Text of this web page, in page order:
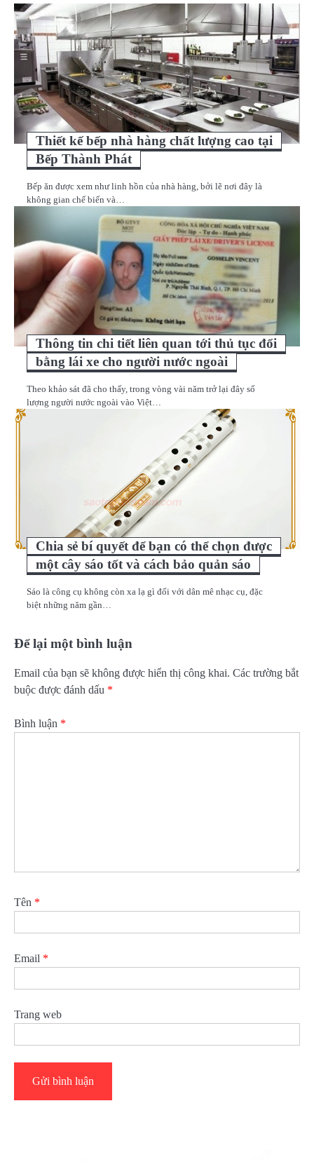
Thiết kế bếp nhà hàng chất lượng cao tại
Bếp Thành Phát
Bếp ăn được xem như linh hồn của nhà hàng, bởi lẽ nơi đây là
không gian chế biến và…
Thông tin chi tiết liên quan tới thủ tục đổi
bằng lái xe cho người nước ngoài
Theo khảo sát đã cho thấy, trong vòng vài năm trở lại đây số
lượng người nước ngoài vào Việt…
Chia sẻ bí quyết để bạn có thể chọn được
một cây sáo tốt và cách bảo quản sáo
Sáo là công cụ không còn xa lạ gì đối với dân mê nhạc cụ, đặc
biệt những năm gần…
Để lại một bình luận
Email của bạn sẽ không được hiển thị công khai. Các trường bắt
buộc được đánh dấu *
Bình luận *
Tên *
Email *
Trang web